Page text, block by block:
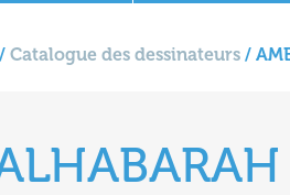
/ Catalogue des dessinateurs /